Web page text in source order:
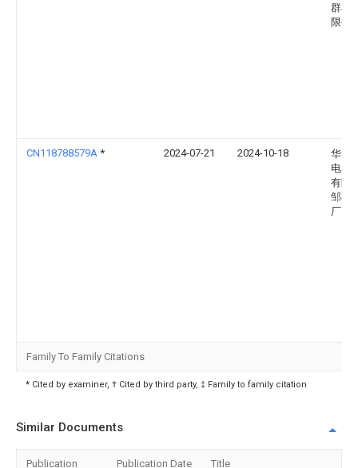
群石
限公
CN118788579A * 2024-07-21 2024-10-18
华电
电力
有限
邹县
厂
Family To Family Citations
* Cited by examiner, † Cited by third party, ‡ Family to family citation
Similar Documents
Publication Publication Date Title